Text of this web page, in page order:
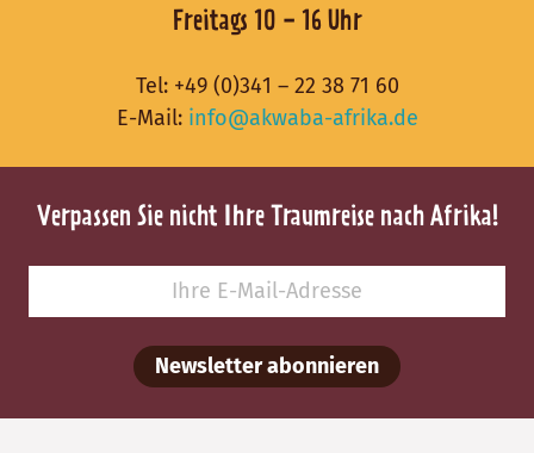
Freitags 10 - 16 Uhr
Tel: +49 (0)341 – 22 38 71 60
E-Mail: info@akwaba-afrika.de
Verpassen Sie nicht Ihre Traumreise nach Afrika!
Newsletter abonnieren